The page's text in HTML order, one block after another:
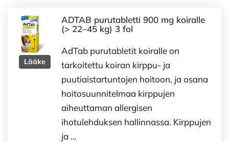
Lääke
ADTAB purutabletti 900 mg koiralle
(> 22–45 kg) 3 fol
AdTab purutabletit koiralle on
tarkoitettu koiran kirppu- ja
puutiaistartuntojen hoitoon, ja osana
hoitosuunnitelmaa kirppujen
aiheuttaman allergisen
ihotulehduksen hallinnassa. Kirppujen
ja …